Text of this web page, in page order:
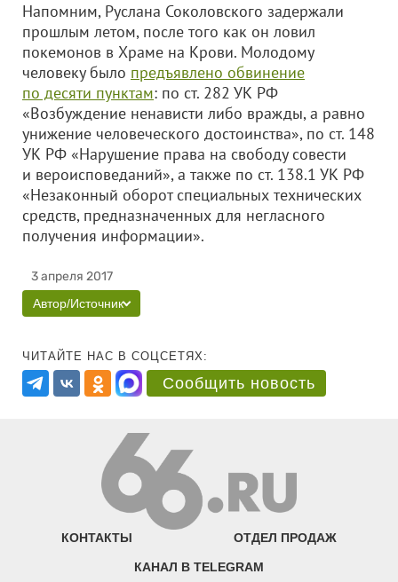
Напомним, Руслана Соколовского задержали
прошлым летом, после того как он ловил
покемонов в Храме на Крови. Молодому
человеку было предъявлено обвинение
по десяти пунктам: по ст. 282 УК РФ
«Возбуждение ненависти либо вражды, а равно
унижение человеческого достоинства», по ст. 148
УК РФ «Нарушение права на свободу совести
и вероисповеданий», а также по ст. 138.1 УК РФ
«Незаконный оборот специальных технических
средств, предназначенных для негласного
получения информации».
3 апреля 2017
Автор/Источник
ЧИТАЙТЕ НАС В СОЦСЕТЯХ:
Сообщить новость
КОНТАКТЫ ОТДЕЛ ПРОДАЖ
КАНАЛ В TELEGRAM